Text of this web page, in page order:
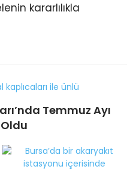
kararlılıkla
Temmuz Ayı